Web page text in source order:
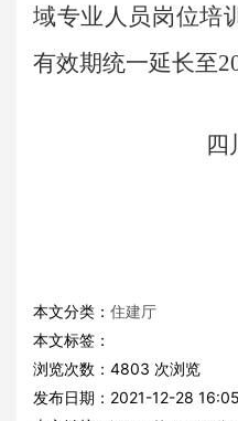
域专业人员岗位培
有效期统一延长至
四
本文分类： 住建厅
本文标签：
浏览次数： 4803 次浏览
发布日期：2021-12-28